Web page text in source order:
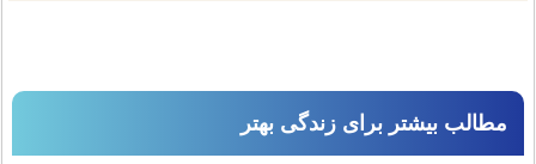
مطالب بیشتر برای زندگی بهتر